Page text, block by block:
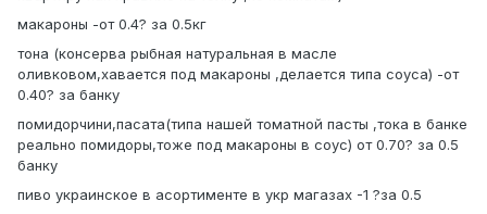
макароны -от 0.4? за 0.5кг
тона (консерва рыбная натуральная в масле
оливковом,хавается под макароны ,делается типа соуса) -от
0.40? за банку
помидорчини,пасата(типа нашей томатной пасты ,тока в банке
реально помидоры,тоже под макароны в соус) от 0.70? за 0.5
банку
пиво украинское в асортименте в укр магазах -1 ?за 0.5